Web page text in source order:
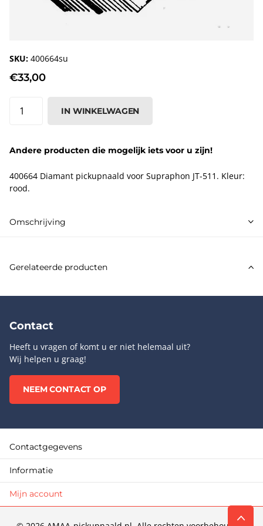
SKU: 400664su
€33,00
IN WINKELWAGEN
Andere producten die mogelijk iets voor u zijn!
400664 Diamant pickupnaald voor Supraphon JT-511. Kleur:
rood.
Omschrijving
Gerelateerde producten
Contact
Heeft u vragen of komt u er niet helemaal uit?
Wij helpen u graag!
NEEM CONTACT OP
Contactgegevens
Informatie
Mijn account